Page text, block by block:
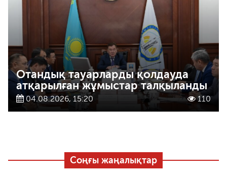
Отандық тауарларды қолдауда
атқарылған жұмыстар талқыланды
04.08.2026, 15:20 110
Соңғы жаңалықтар